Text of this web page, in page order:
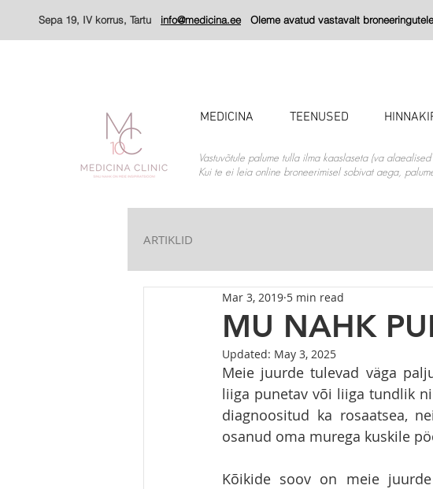
Sepa 19, IV korrus, Tartu info@medicina.eeOleme avatud vastavalt
MEDICINA TEENUSED
Vastuvõtule palume tulla ilma kaaslaseta (va
Kui te ei leia online broneerimisel sobivat aega,
ARTIKLID
MU NAHK
Mar 3, 2019 5 min read
Updated: May 3, 2025
Meie juurde tulevad väga
liiga punetav või liiga tundlik
diagnoositud ka rosaatsea,
osanud oma murega kuskile
Kõikide soov on meie